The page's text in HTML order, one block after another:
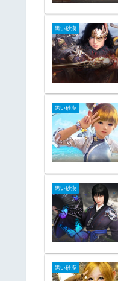
黒い砂漠
黒い砂漠
黒い砂漠
黒い砂漠